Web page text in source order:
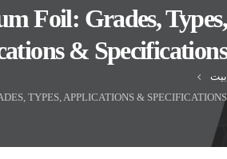
Foil: Grades, Types,
& Specifications
بيت
TYPES, APPLICATIONS & SPECIFICATIONS